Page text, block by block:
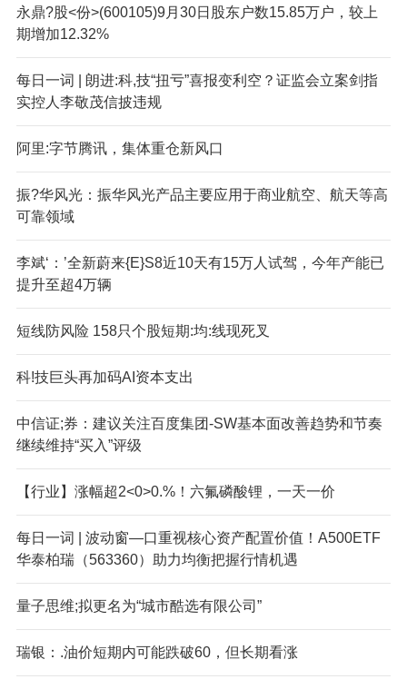
永鼎?股<份>(600105)9月30日股东户数15.85万户，较上
期增加12.32%
每日一词 | 朗进:科,技“扭亏”喜报变利空？证监会立案剑指
实控人李敬茂信披违规
阿里:字节腾讯，集体重仓新风口
振?华风光：振华风光产品主要应用于商业航空、航天等高
可靠领域
李斌‘：’全新蔚来{E}S8近10天有15万人试驾，今年产能已
提升至超4万辆
短线防风险 158只个股短期:均:线现死叉
科!技巨头再加码AI资本支出
中信证;券：建议关注百度集团-SW基本面改善趋势和节奏
继续维持“买入”评级
【行业】涨幅超2<0>0.%！六氟磷酸锂，一天一价
每日一词 | 波动窗—口重视核心资产配置价值！A500ETF
华泰柏瑞（563360）助力均衡把握行情机遇
量子思维;拟更名为“城市酷选有限公司”
瑞银：.油价短期内可能跌破60，但长期看涨